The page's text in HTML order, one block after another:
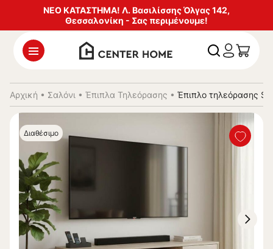
ΝΕΟ ΚΑΤΑΣΤΗΜΑ! Λ. Βασιλίσσης Όλγας 142,
Θεσσαλονίκη - Σας περιμένουμε!
Αρχική • Σαλόνι • Έπιπλα Τηλεόρασης • Έπιπλο τηλεόρασης
Διαθέσιμο